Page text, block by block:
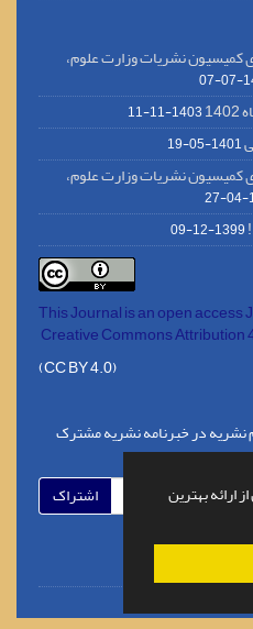
ارائه بهترین
کمیسیون نشریات وزارت علوم،
1403-11-11
1401-05-19
کمیسیون نشریات وزارت علوم،
1399-12-09
This Journal is an open access
Creative Commons
(CC BY 4.0)
نشریه در خبرنامه نشریه مشترک
اشتراک